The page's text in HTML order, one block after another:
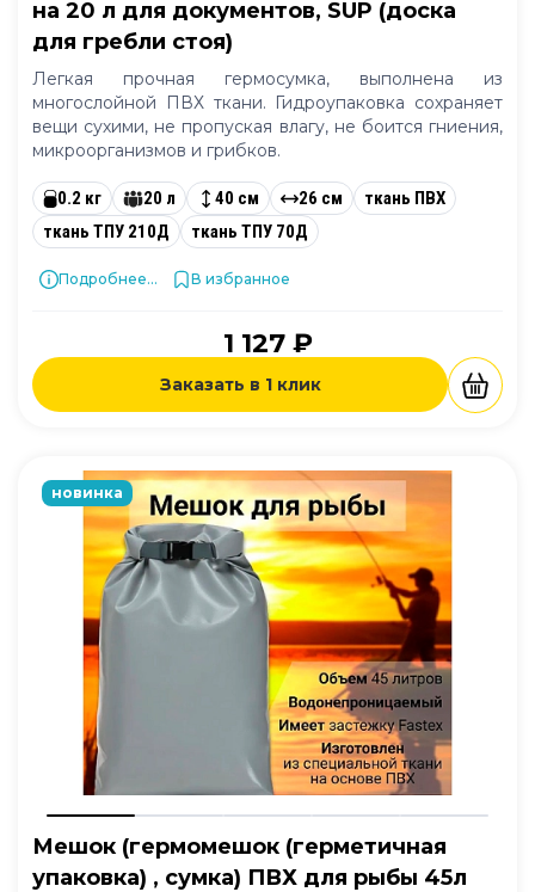
на 20 л для документов, SUP (доска
для гребли стоя)
Легкая прочная гермосумка, выполнена из
многослойной ПВХ ткани. Гидроупаковка сохраняет
вещи сухими, не пропуская влагу, не боится гниения,
микроорганизмов и грибков.
0.2 кг 20 л 40 см 26 см
ткань ПВХ
ткань ТПУ 210Д
ткань ТПУ 70Д
Подробнее... В избранное
1 127 ₽
Заказать в 1 клик
новинка
Мешок (гермомешок (герметичная
упаковка) , сумка) ПВХ для рыбы 45л